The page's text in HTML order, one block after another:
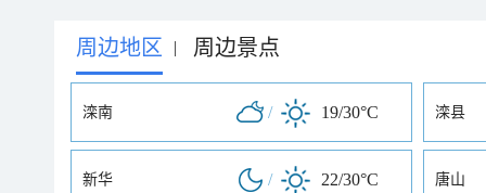
周边地区 | 周边景点
滦南 / 19/30°C 滦县
新华 / 22/30°C 唐山